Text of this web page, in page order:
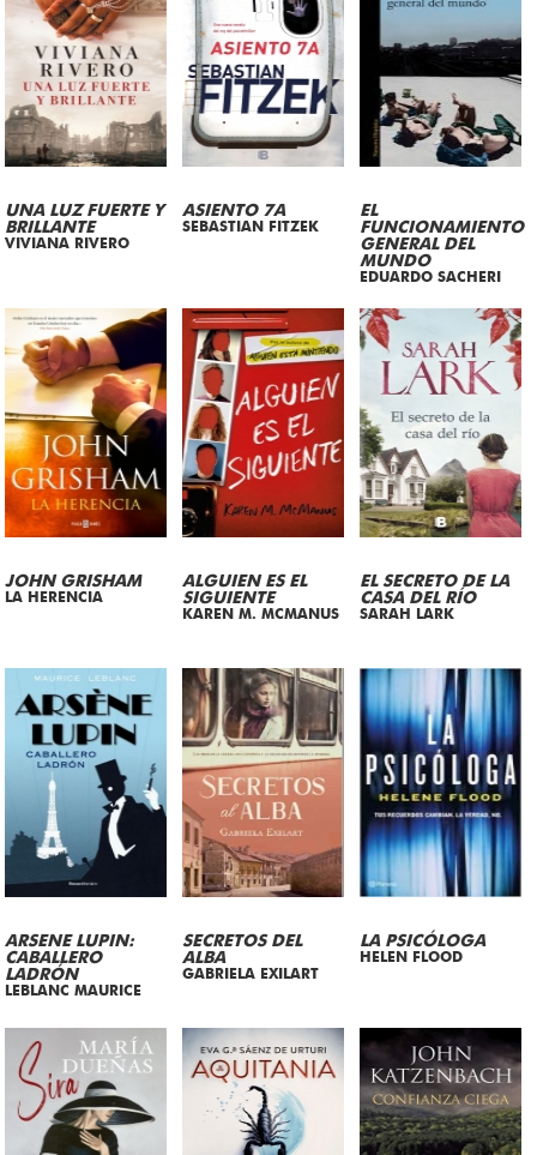
UNA LUZ FUERTE Y
BRILLANTE
VIVIANA RIVERO
ASIENTO 7A
SEBASTIAN FITZEK
EL
FUNCIONAMIENTO
GENERAL DEL
MUNDO
EDUARDO SACHERI
JOHN GRISHAM
LA HERENCIA
ALGUIEN ES EL
SIGUIENTE
KAREN M. MCMANUS
EL SECRETO DE LA
CASA DEL RÍO
SARAH LARK
ARSENE LUPIN:
CABALLERO
LADRÓN
LEBLANC MAURICE
SECRETOS DEL
ALBA
GABRIELA EXILART
LA PSICÓLOGA
HELEN FLOOD